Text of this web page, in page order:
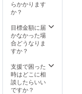
らかかります
か？
目標金額に届
かなかった場
合どうなりま
すか？
支援で困った
時はどこに相
談したらいい
ですか？